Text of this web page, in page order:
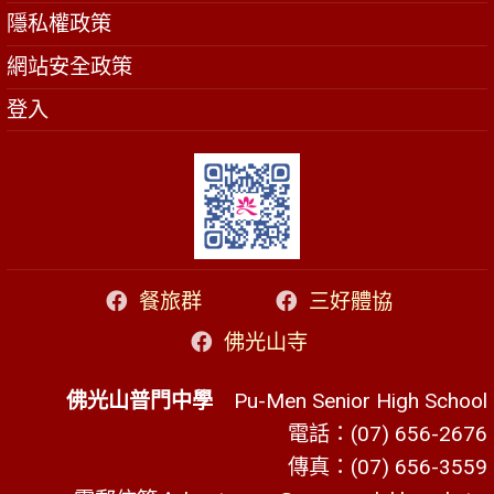
隱私權政策
網站安全政策
登入
餐旅群
三好體協
佛光山寺
佛光山普門中學 Pu-Men Senior High School
電話：(07) 656-2676
傳真：(07) 656-3559